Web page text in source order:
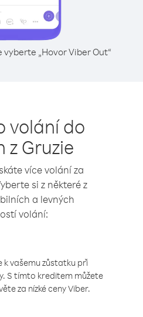
„Hovor Viber Out“
volání do
z Gruzie
více volání za
si z některé z
a levných
volání:
k vašemu zůstatku při
S tímto kreditem můžete
za nízké ceny Viber.